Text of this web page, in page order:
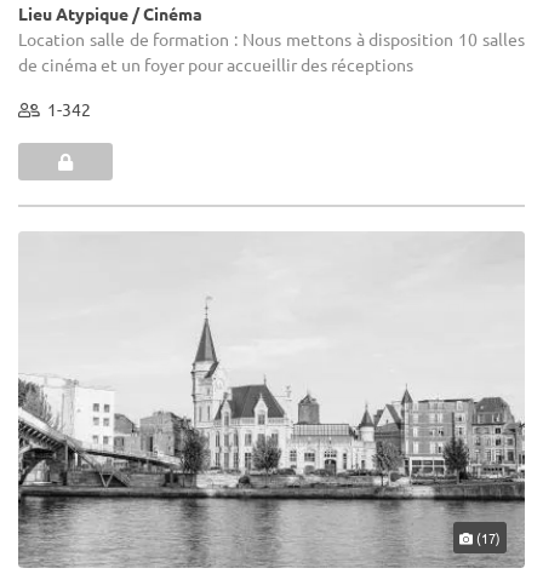
Lieu Atypique / Cinéma
Location salle de formation : Nous mettons à disposition 10 salles
de cinéma et un foyer pour accueillir des réceptions
1-342
(17)